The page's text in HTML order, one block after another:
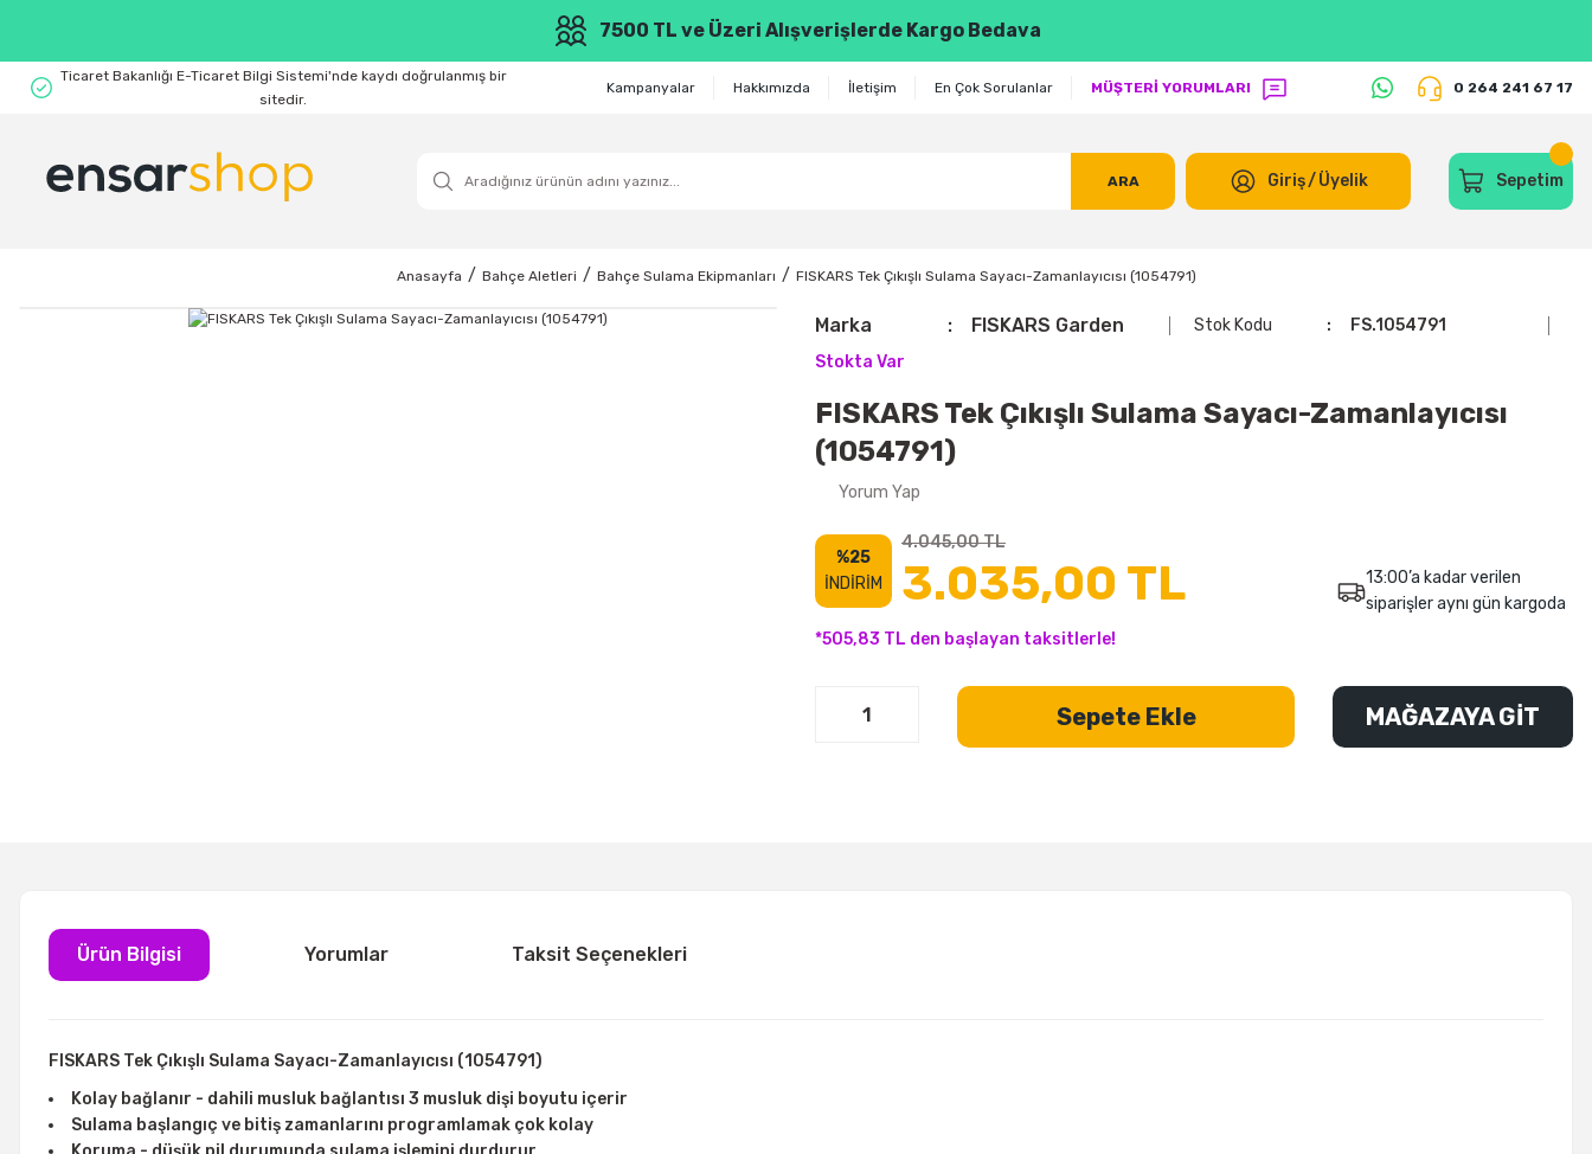
7500 TL ve Üzeri Alışverişlerde Kargo Bedava
Ticaret Bakanlığı E-Ticaret Bilgi Sistemi'nde kaydı doğrulanmış bir
sitedir.
Kampanyalar Hakkımızda İletişim En Çok Sorulanlar MÜŞTERİ YORUMLARI 0 264 241 67 17
ARA Giriş/Üyelik Sepetim
Anasayfa Bahçe Aletleri Bahçe Sulama Ekipmanları FISKARS Tek Çıkışlı Sulama Sayacı-Zamanlayıcısı (1054791)
Marka FISKARS Garden Stok Kodu
FS.1054791
Stokta Var
FISKARS Tek Çıkışlı Sulama Sayacı-Zamanlayıcısı
(1054791)
Yorum Yap
%25
İNDİRİM
4.045,00 TL
3.035,00 TL
*505,83 TL den başlayan taksitlerle!
13:00’a kadar verilen
siparişler aynı gün kargoda
Sepete Ekle MAĞAZAYA GİT
Ürün Bilgisi Yorumlar Taksit Seçenekleri
FISKARS Tek Çıkışlı Sulama Sayacı-Zamanlayıcısı (1054791)
Kolay bağlanır - dahili musluk bağlantısı 3 musluk dişi boyutu içerir
Sulama başlangıç ve bitiş zamanlarını programlamak çok kolay